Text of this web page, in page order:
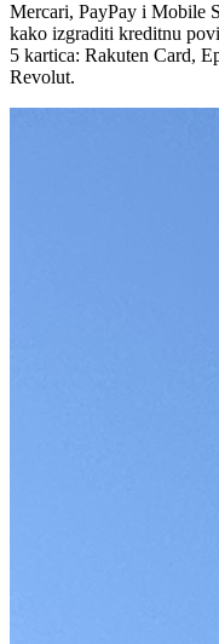
Mercari, PayPay i Mobile
kako izgraditi kreditnu
5 kartica: Rakuten Card,
Revolut.